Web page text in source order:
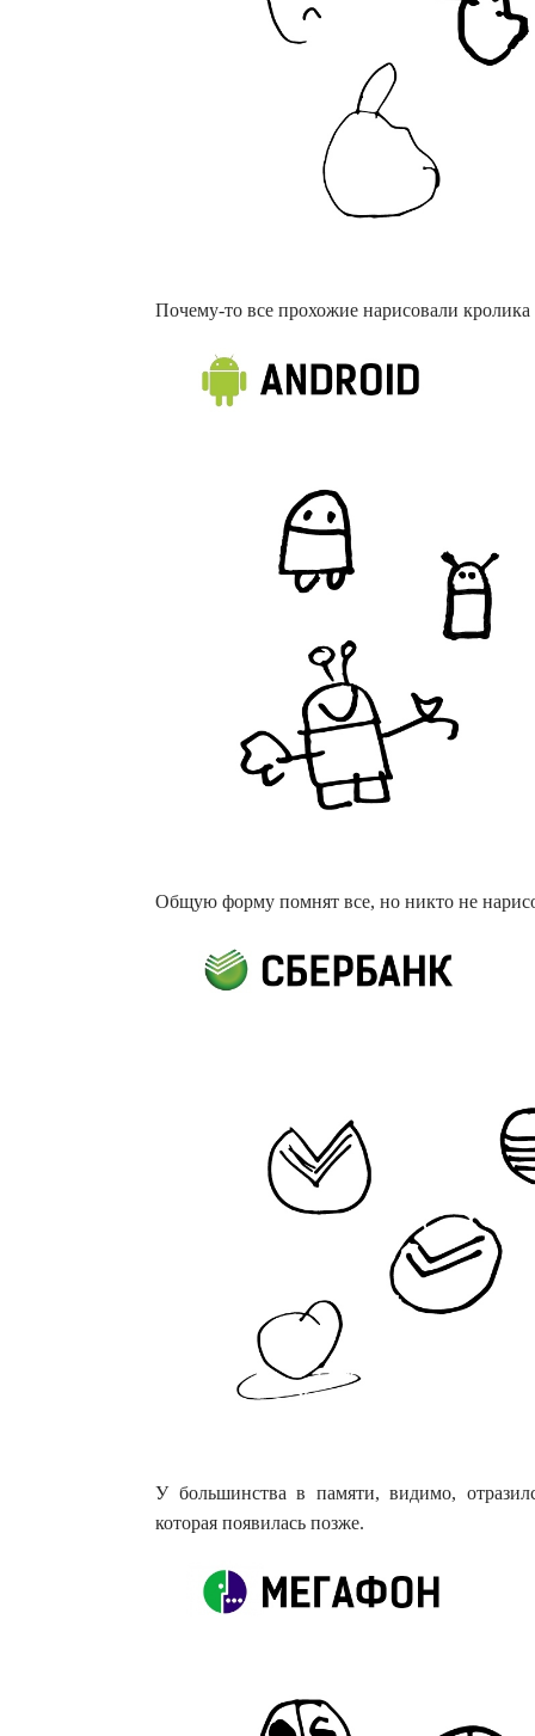
Почему-то все прохожие нарисовали кролика
Общую форму помнят все, но никто не
У большинства в памяти, видимо,
которая появилась позже.